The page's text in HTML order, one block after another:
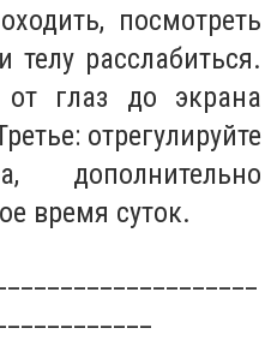
посмотреть
телу расслабиться.
от глаз до экрана
отрегулируйте
дополнительно
время суток.